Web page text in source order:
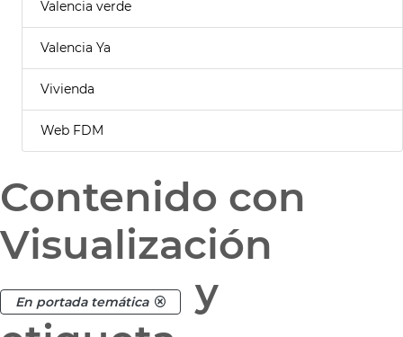
Valencia verde
Valencia Ya
Vivienda
Web FDM
Contenido con
Visualización
En portada temática
y